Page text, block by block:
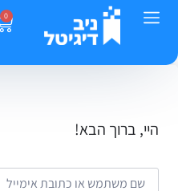
0
היי, ברוך הבא!